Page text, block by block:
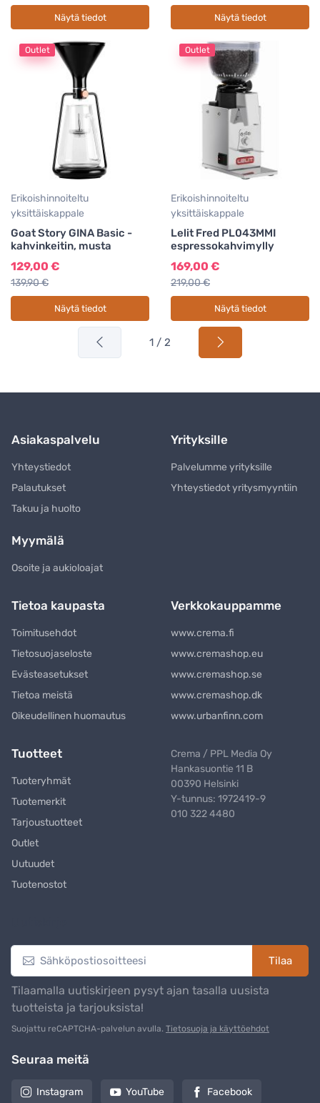
Näytä tiedot Näytä tiedot
Outlet
Erikoishinnoiteltu
yksittäiskappale
Goat Story GINA Basic -
kahvinkeitin, musta
129,00 €
139,90 €
Näytä tiedot
Outlet
Erikoishinnoiteltu
yksittäiskappale
Lelit Fred PL043MMI
espressokahvimylly
169,00 €
219,00 €
Näytä tiedot
1 / 2
Asiakaspalvelu
Yhteystiedot
Palautukset
Takuu ja huolto
Yrityksille
Palvelumme yrityksille
Yhteystiedot yritysmyyntiin
Myymälä
Osoite ja aukioloajat
Tietoa kaupasta
Toimitusehdot
Tietosuojaseloste
Evästeasetukset
Tietoa meistä
Oikeudellinen huomautus
Verkkokauppamme
www.crema.fi
www.cremashop.eu
www.cremashop.se
www.cremashop.dk
www.urbanfinn.com
Tuotteet
Tuoteryhmät
Tuotemerkit
Tarjoustuotteet
Outlet
Uutuudet
Tuotenostot
Crema / PPL Media Oy
Hankasuontie 11 B
00390 Helsinki
Y-tunnus: 1972419-9
010 322 4480
Tilaa
Tilaamalla uutiskirjeen pysyt ajan tasalla uusista
tuotteista ja tarjouksista!
Suojattu reCAPTCHA-palvelun avulla. Tietosuoja ja käyttöehdot
Seuraa meitä
Instagram YouTube Facebook